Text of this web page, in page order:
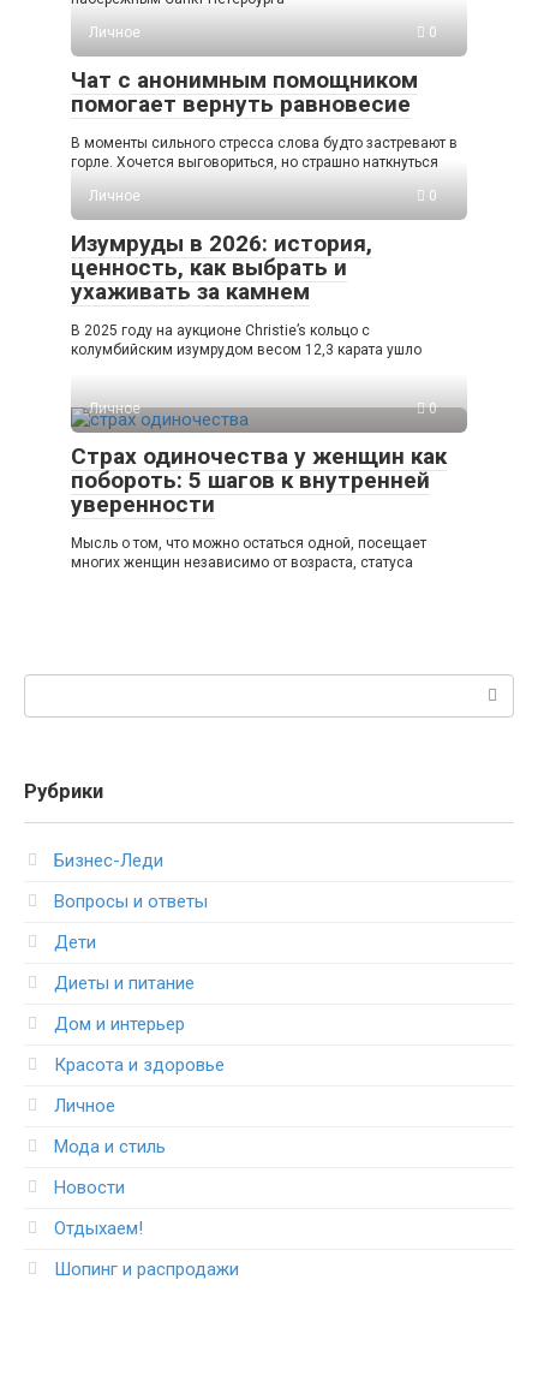
Личное
0
Чат с анонимным помощником
помогает вернуть равновесие
В моменты сильного стресса слова будто застревают в
горле. Хочется выговориться, но страшно наткнуться
Личное
0
Изумруды в 2026: история,
ценность, как выбрать и
ухаживать за камнем
В 2025 году на аукционе Christie’s кольцо с
колумбийским изумрудом весом 12,3 карата ушло
Личное 0
Страх одиночества у женщин как
побороть: 5 шагов к внутренней
уверенности
Мысль о том, что можно остаться одной, посещает
многих женщин независимо от возраста, статуса
Рубрики
Бизнес-Леди
Вопросы и ответы
Дети
Диеты и питание
Дом и интерьер
Красота и здоровье
Личное
Мода и стиль
Новости
Отдыхаем!
Шопинг и распродажи